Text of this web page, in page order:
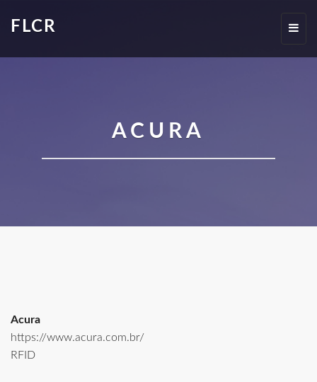
FLCR
ACURA
Acura
https://www.acura.com.br/
RFID